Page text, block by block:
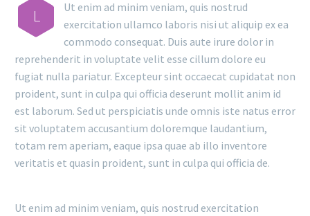
L
Ut enim ad minim veniam, quis nostrud
exercitation ullamco laboris nisi ut aliquip ex ea
commodo consequat. Duis aute irure dolor in
reprehenderit in voluptate velit esse cillum dolore eu
fugiat nulla pariatur. Excepteur sint occaecat cupidatat non
proident, sunt in culpa qui officia deserunt mollit anim id
est laborum. Sed ut perspiciatis unde omnis iste natus error
sit voluptatem accusantium doloremque laudantium,
totam rem aperiam, eaque ipsa quae ab illo inventore
veritatis et quasin proident, sunt in culpa qui officia de.
Ut enim ad minim veniam, quis nostrud exercitation